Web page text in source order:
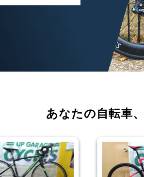
あなたの自転車、